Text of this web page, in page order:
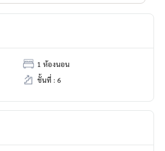
1 ห้องนอน
ชั้นที่ : 6